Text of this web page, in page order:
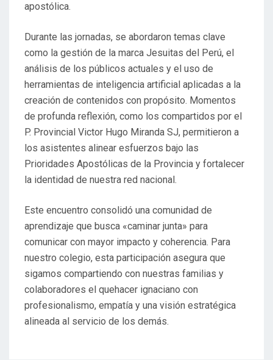
apostólica.
Durante las jornadas, se abordaron temas clave
como la gestión de la marca Jesuitas del Perú, el
análisis de los públicos actuales y el uso de
herramientas de inteligencia artificial aplicadas a la
creación de contenidos con propósito. Momentos
de profunda reflexión, como los compartidos por el
P. Provincial Victor Hugo Miranda SJ, permitieron a
los asistentes alinear esfuerzos bajo las
Prioridades Apostólicas de la Provincia y fortalecer
la identidad de nuestra red nacional.
Este encuentro consolidó una comunidad de
aprendizaje que busca «caminar junta» para
comunicar con mayor impacto y coherencia. Para
nuestro colegio, esta participación asegura que
sigamos compartiendo con nuestras familias y
colaboradores el quehacer ignaciano con
profesionalismo, empatía y una visión estratégica
alineada al servicio de los demás.